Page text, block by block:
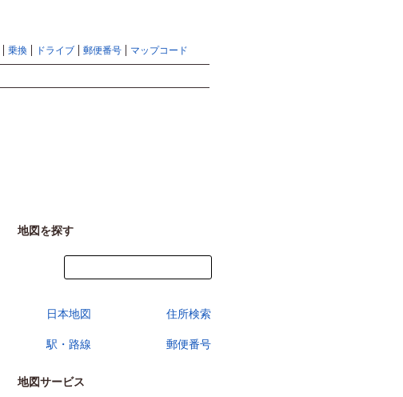
乗換 ドライブ 郵便番号 マップコード
地図を探す
日本地図 住所検索
駅・路線 郵便番号
地図サービス